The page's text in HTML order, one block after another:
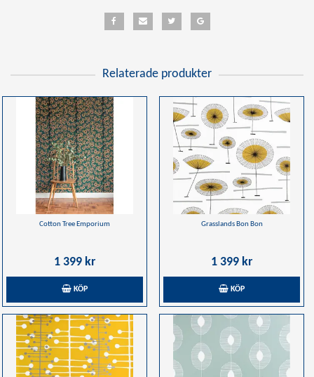
Relaterade produkter
Cotton Tree Emporium
1 399 kr
KÖP
Grasslands Bon Bon
1 399 kr
KÖP